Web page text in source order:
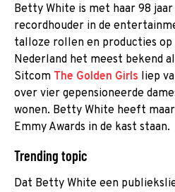
Betty White is met haar 98
recordhouder in de
talloze rollen en producties op
Nederland het meest bekend
Sitcom The Golden Girls liep
over vier gepensioneerde
wonen. Betty White heeft
Emmy Awards in de kast staan.
Trending topic
Dat Betty White een